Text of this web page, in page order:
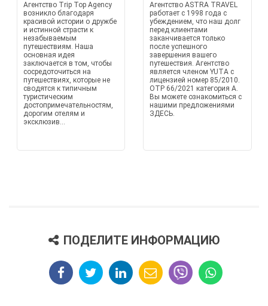
Агентство Trip Top Agency
возникло благодаря
красивой истории о дружбе
и истинной страсти к
незабываемым
путешествиям. Наша
основная идея
заключается в том, чтобы
сосредоточиться на
путешествиях, которые не
сводятся к типичным
туристическим
достопримечательностям,
дорогим отелям и
эксклюзив...
Агентство ASTRA TRAVEL
работает с 1998 года с
убеждением, что наш долг
перед клиентами
заканчивается только
после успешного
завершения вашего
путешествия. Агентство
является членом YUTA с
лицензией номер 85/2010.
OTP 66/2021 категория A.
Вы можете ознакомиться с
нашими предложениями
ЗДЕСЬ.
ПОДЕЛИТЕ ИНФОРМАЦИЮ